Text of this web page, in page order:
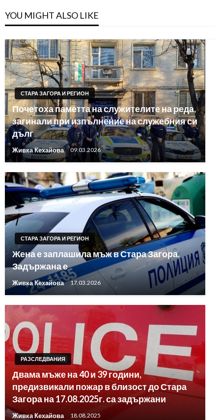
YOU MIGHT ALSO LIKE
СТАРА ЗАГОРА И РЕГИОН
Почетоха паметта на служителите на реда,
загинали при изпълнение на служебния си
дълг
Живка Кехайова 09.03.2026
СТАРА ЗАГОРА И РЕГИОН
Жена е заплашила мъж в Стара Загора.
Задържана е
Живка Кехайова 17.03.2026
РАЗСЛЕДВАНИЯ
Двама мъже на 40 и 39 години,
предизвикали пожар в близост до Стара
Загора на 17.08.2025г. са задържани
Живка Кехайова 18.08.2025